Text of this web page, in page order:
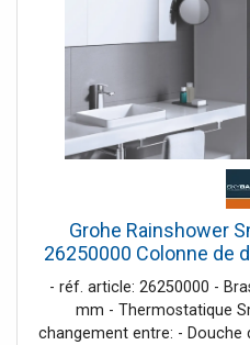
Grohe Rainshower
26250000 Colonne de
- réf. article: 26250000 -
mm - Thermostatique
changement entre: - Douche